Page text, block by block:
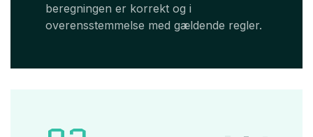
beregningen er korrekt og i
overensstemmelse med gældende regler.